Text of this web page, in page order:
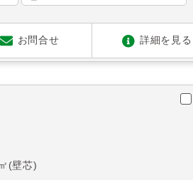
お問合せ 詳細を見る
(壁芯)